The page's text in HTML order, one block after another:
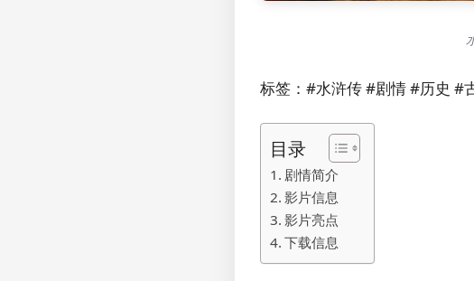
标签：#水浒传 #剧情 #历史 #
目录
剧情简介
影片信息
影片亮点
下载信息